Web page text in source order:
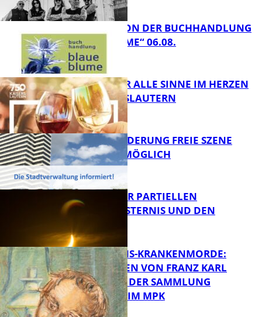
FB Kultur
FB Kultur
LESETIPPS VON DER BUCHHANDLUNG
„BLAUE BLUME“ 06.08.
FB Kultur
GENÜSSE FÜR ALLE SINNE IM HERZEN
VON KAISERSLAUTERN
PROJEKTFÖRDERUNG FREIE SZENE
WEITERHIN MÖGLICH
Bildung
VORTRAG ZUR PARTIELLEN
SONNENFINSTERNIS UND DEN
PERSEIDEN
OPFER DER NS-KRANKENMORDE:
ZEICHNUNGEN VON FRANZ KARL
BÜHLER AUS DER SAMMLUNG
PRINZHORN IM MPK